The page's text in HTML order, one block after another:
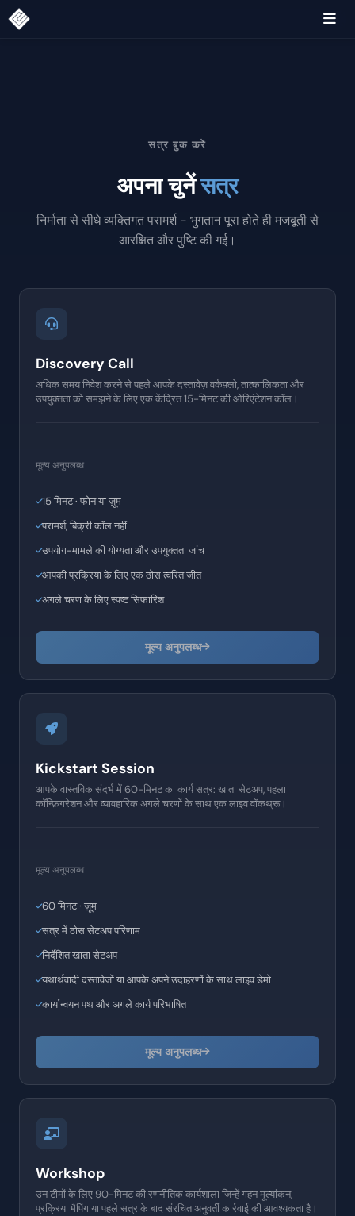
सत्र बुक करें
अपना चुनेंसत्र
निर्माता से सीधे व्यक्तिगत परामर्श - भुगतान पूरा होते ही मजबूती से
आरक्षित और पुष्टि की गई।
Discovery Call
अधिक समय निवेश करने से पहले आपके दस्तावेज़ वर्कफ़्लो, तात्कालिकता और
उपयुक्तता को समझने के लिए एक केंद्रित 15-मिनट की ओरिएंटेशन कॉल।
मूल्य अनुपलब्ध
15 मिनट · फोन या ज़ूम
परामर्श, बिक्री कॉल नहीं
उपयोग-मामले की योग्यता और उपयुक्तता जांच
आपकी प्रक्रिया के लिए एक ठोस त्वरित जीत
अगले चरण के लिए स्पष्ट सिफारिश
मूल्य अनुपलब्ध
Kickstart Session
आपके वास्तविक संदर्भ में 60-मिनट का कार्य सत्र: खाता सेटअप, पहला
कॉन्फ़िगरेशन और व्यावहारिक अगले चरणों के साथ एक लाइव वॉकथ्रू।
मूल्य अनुपलब्ध
60 मिनट · ज़ूम
सत्र में ठोस सेटअप परिणाम
निर्देशित खाता सेटअप
यथार्थवादी दस्तावेजों या आपके अपने उदाहरणों के साथ लाइव डेमो
कार्यान्वयन पथ और अगले कार्य परिभाषित
मूल्य अनुपलब्ध
Workshop
उन टीमों के लिए 90-मिनट की रणनीतिक कार्यशाला जिन्हें गहन मूल्यांकन,
प्रक्रिया मैपिंग या पहले सत्र के बाद संरचित अनुवर्ती कार्रवाई की आवश्यकता है।